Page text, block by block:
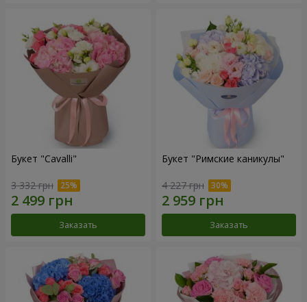
Букет "Cаvalli"
3 332 грн
Заказать
Букет "Римские каникулы"
4 227 грн
Заказать